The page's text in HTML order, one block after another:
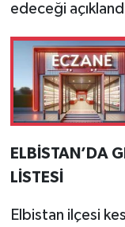
edeceği
ELBİSTAN’DA
LİSTESİ
Elbistan ilçesi